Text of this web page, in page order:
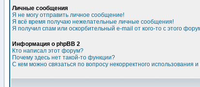
Личные сообщения
Я не могу отправить личное сообщение!
Я всё время получаю нежелательные личные сообщения!
Я получил спам или оскорбительный e-mail от кого-то с этого
Информация о phpBB 2
Кто написал этот форум?
Почему здесь нет такой-то функции?
С кем можно связаться по вопросу некорректного